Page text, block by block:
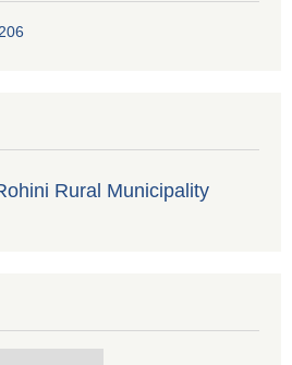
Rohini Rural Municipality